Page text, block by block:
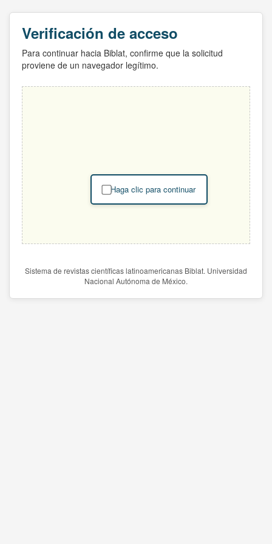
Verificación de acceso
Para continuar hacia Biblat, confirme que la solicitud
proviene de un navegador legítimo.
Haga clic para continuar
Sistema de revistas científicas latinoamericanas Biblat. Universidad
Nacional Autónoma de México.